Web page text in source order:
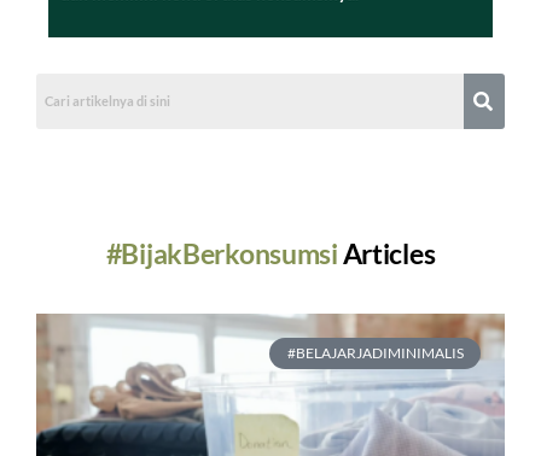
#BijakBerkonsumsiArticles
#BELAJARJADIMINIMALIS